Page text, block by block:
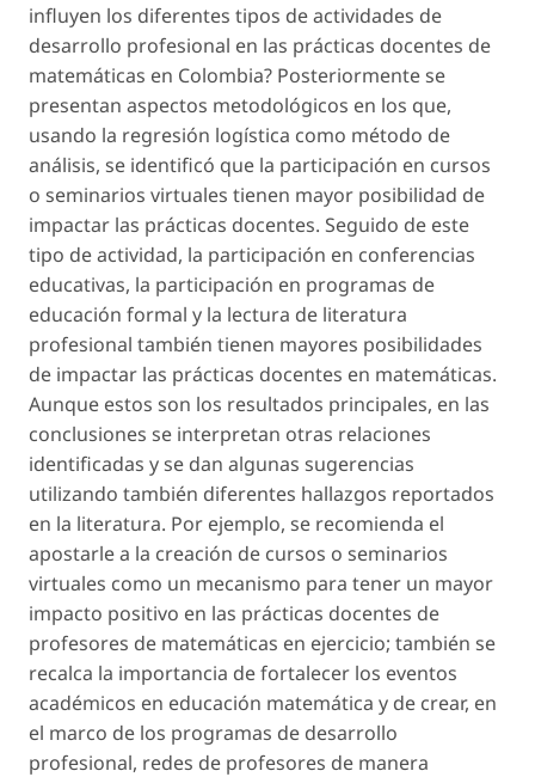
influyen los diferentes tipos de actividades de
desarrollo profesional en las prácticas docentes de
matemáticas en Colombia? Posteriormente se
presentan aspectos metodológicos en los que,
usando la regresión logística como método de
análisis, se identificó que la participación en cursos
o seminarios virtuales tienen mayor posibilidad de
impactar las prácticas docentes. Seguido de este
tipo de actividad, la participación en conferencias
educativas, la participación en programas de
educación formal y la lectura de literatura
profesional también tienen mayores posibilidades
de impactar las prácticas docentes en matemáticas.
Aunque estos son los resultados principales, en las
conclusiones se interpretan otras relaciones
identificadas y se dan algunas sugerencias
utilizando también diferentes hallazgos reportados
en la literatura. Por ejemplo, se recomienda el
apostarle a la creación de cursos o seminarios
virtuales como un mecanismo para tener un mayor
impacto positivo en las prácticas docentes de
profesores de matemáticas en ejercicio; también se
recalca la importancia de fortalecer los eventos
académicos en educación matemática y de crear, en
el marco de los programas de desarrollo
profesional, redes de profesores de manera